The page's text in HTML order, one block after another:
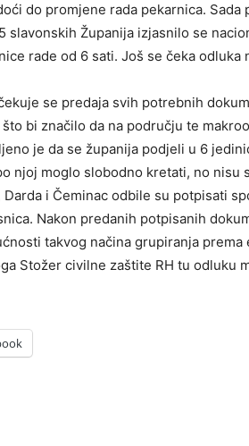
do promjene rada pekarnica.
slavonskih Županija izjasnilo se
rade od 6 sati. Još se čeka odluka
se predaja svih potrebnih
bi značilo da na području te
je da se županija podjeli u 6
njoj moglo slobodno kretati, no nisu
i Čeminac odbile su potpisati
Nakon predanih potpisanih
takvog načina grupiranja
Stožer civilne zaštite RH tu odluku